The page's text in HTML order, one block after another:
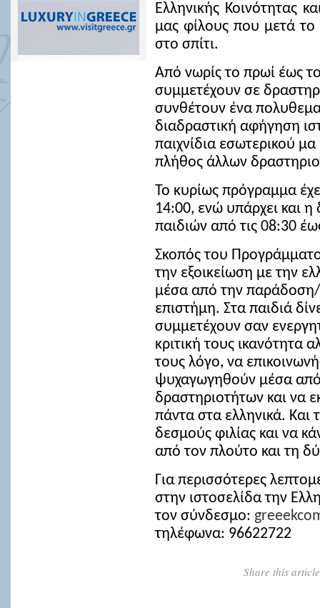
Ελληνικής Κοινότητας
μας φίλους που μετά το
στο σπίτι.
Από νωρίς το πρωί έως
συμμετέχουν σε
συνθέτουν ένα
διαδραστική αφήγηση
παιχνίδια εσωτερικού
πλήθος άλλων
Το κυρίως πρόγραμμα
14:00, ενώ υπάρχει και
παιδιών από τις 08:30
Σκοπός του
την εξοικείωση με την
μέσα από την παράδοση/
επιστήμη. Στα παιδιά
συμμετέχουν σαν
κριτική τους ικανότητα
τους λόγο, να
ψυχαγωγηθούν μέσα από
δραστηριοτήτων και να
πάντα στα ελληνικά.
δεσμούς φιλίας και να
από τον πλούτο και τη
Για περισσότερες
στην ιστοσελίδα την
τον σύνδεσμο:
τηλέφωνα: 96622722
Share this